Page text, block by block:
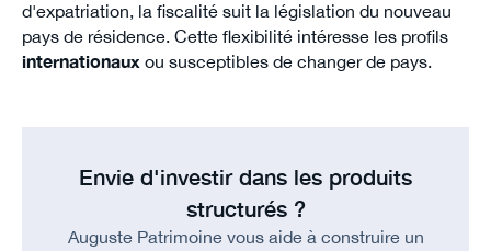
d'expatriation, la fiscalité suit la législation du nouveau
pays de résidence. Cette flexibilité intéresse les profils
internationaux ou susceptibles de changer de pays.
Envie d'investir dans les produits
structurés ?
Auguste Patrimoine vous aide à construire un